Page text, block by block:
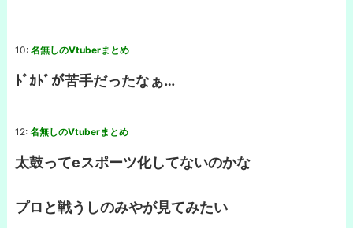
10: 名無しのVtuberまとめ
ﾄﾞｶﾄﾞが苦手だったなぁ…
12: 名無しのVtuberまとめ
太鼓ってeスポーツ化してないのかな
プロと戦うしのみやが見てみたい